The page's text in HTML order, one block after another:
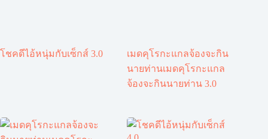
โชคดีไอ้หนุ่มกับเซ็กส์ 3.0
เมดคุโรกะแกลจ้องจะกิน
นายท่านเมดคุโรกะแกล
จ้องจะกินนายท่าน 3.0